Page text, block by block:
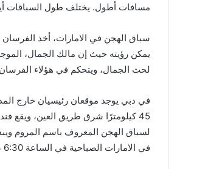
مسافات أطول. يختلف طول السباقات أيضًا، حيث يتراوح
سباق الهجن في الامارات، أخذ الفرسان
يمكن رؤيته حيث إن مالك الجمال،
لحث الجمال، ويتحكم في هؤلاء الفرسان
في دبي يوجد موقعان رئيسيان خارج
لسباق الهجن المعروف باسم المروم
في الامارات الصباحية في الساعة 6:30 صباحًا، بينما تبدأ السباقات بعد الظهر في الساعة 3 مساءً.